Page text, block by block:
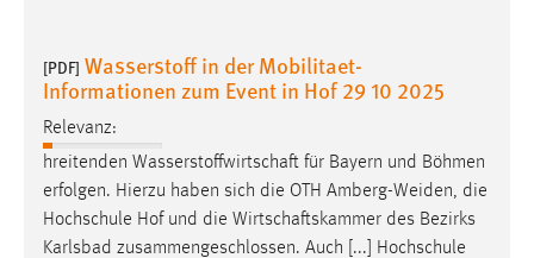
[PDF] Wasserstoff in der Mobilitaet-
Informationen zum Event in Hof 29 10 2025
Relevanz:
hreitenden Wasserstoffwirtschaft für Bayern und Böhmen
erfolgen. Hierzu haben sich die OTH Amberg-Weiden, die
Hochschule Hof und die Wirtschaftskammer des Bezirks
Karlsbad zusammengeschlossen. Auch [...] Hochschule
Zweck:
Conversion-Tracking
Cookie Laufzeit:
Facebook Pixel